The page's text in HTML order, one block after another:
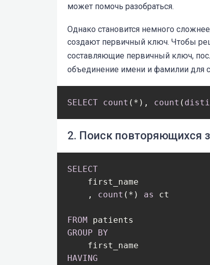
может помочь разобраться.
Однако становится немного
создают первичный ключ. Чтобы
составляющие первичный ключ,
объединение имени и фамилии для
SELECT count (*), count (
2. Поиск повторяющихся
SELECT
    first_name
    ,
count (*) as ct
FROM
GROUP
BY
HAVING